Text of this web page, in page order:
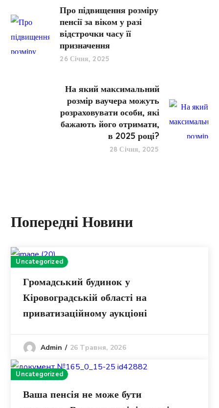
Про підвищення розміру
пенсії за віком у разі
відстрочки часу її
призначення
26 Січня, 2025
На який максимальний
розмір ваучера можуть
розраховувати особи, які
бажають його отримати,
в 2025 році?
28 Січня, 2025
Попередні Новини
Uncategorized
Громадський будинок у
Кіровоградській області на
приватизаційному аукціоні
Admin 26 Травня, 2026
Uncategorized
Ваша пенсія не може бути